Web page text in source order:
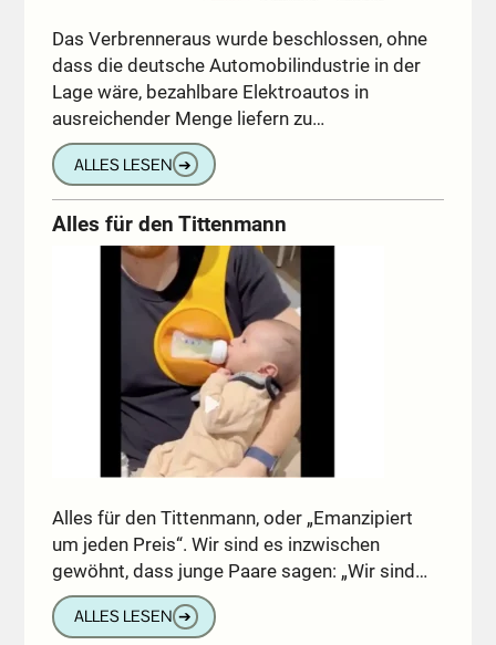
Das Verbrenneraus wurde beschlossen, ohne
dass die deutsche Automobilindustrie in der
Lage wäre, bezahlbare Elektroautos in
ausreichender Menge liefern zu…
ALLES LESEN ➔
Alles für den Tittenmann
Alles für den Tittenmann, oder „Emanzipiert
um jeden Preis“. Wir sind es inzwischen
gewöhnt, dass junge Paare sagen: „Wir sind…
ALLES LESEN ➔